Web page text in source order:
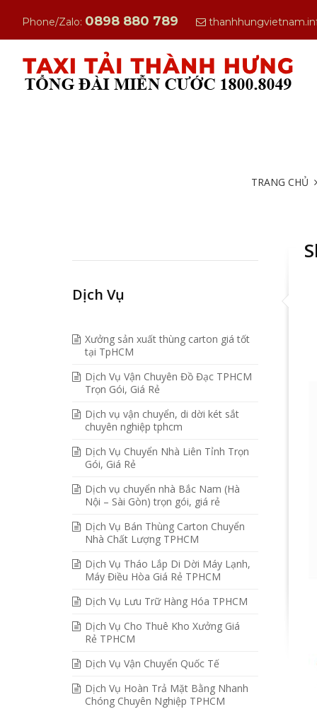
Phone/Zalo: 0898 880 789
TRANG CHỦ
Dịch Vụ
Xưởng sản xuất thùng carton giá tốt
tại TpHCM
Dịch Vụ Vận Chuyên Đồ Đạc TPHCM
Trọn Gói, Giá Rẻ
Dịch vụ vận chuyển, di dời két sắt
chuyên nghiệp tphcm
Dịch Vụ Chuyển Nhà Liên Tỉnh Trọn
Gói, Giá Rẻ
Dịch vụ chuyển nhà Bắc Nam (Hà
Nội – Sài Gòn) trọn gói, giá rẻ
Dịch Vụ Bán Thùng Carton Chuyển
Nhà Chất Lượng TPHCM
Dịch Vụ Tháo Lắp Di Dời Máy Lạnh,
Máy Điều Hòa Giá Rẻ TPHCM
Dịch Vụ Lưu Trữ Hàng Hóa TPHCM
Dịch Vụ Cho Thuê Kho Xưởng Giá
Rẻ TPHCM
Dịch Vụ Vận Chuyển Quốc Tế
Dịch Vụ Hoàn Trả Mặt Bằng Nhanh
Chóng Chuyên Nghiệp TPHCM